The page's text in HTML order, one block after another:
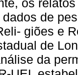
os
de
giões e
de
da